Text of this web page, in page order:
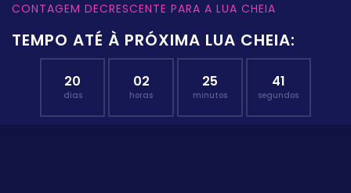
CONTAGEM DECRESCENTE PARA A LUA CHEIA
TEMPO ATÉ À PRÓXIMA LUA CHEIA:
20
dias
02
horas
25
minutos
40
segundos